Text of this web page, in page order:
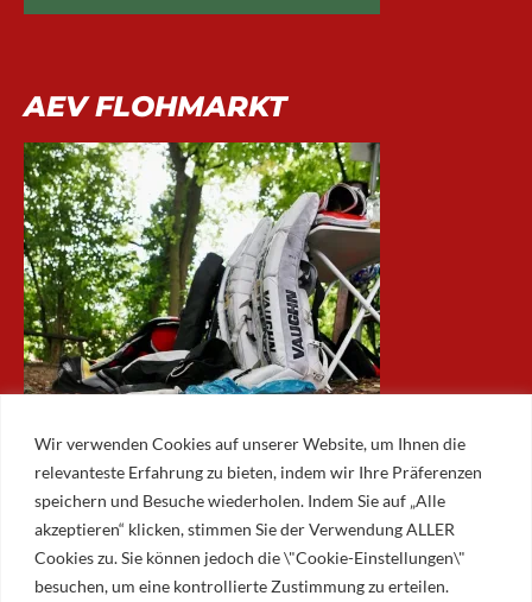
Wir verwenden Cookies auf unserer Website, um Ihnen die
relevanteste Erfahrung zu bieten, indem wir Ihre Präferenzen
speichern und Besuche wiederholen. Indem Sie auf „Alle
akzeptieren“ klicken, stimmen Sie der Verwendung ALLER
Cookies zu. Sie können jedoch die \"Cookie-Einstellungen\"
besuchen, um eine kontrollierte Zustimmung zu erteilen.
AEV FLOHMARKT
ARCHIV
Archiv